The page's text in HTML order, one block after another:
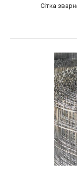
Сітка